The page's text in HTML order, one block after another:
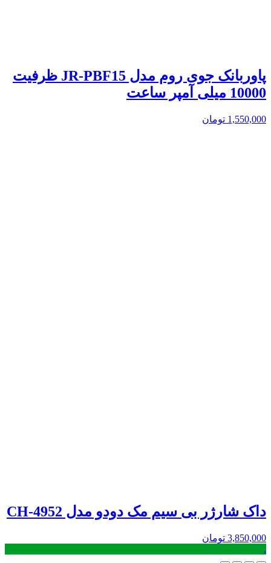
پاوربانک جوی روم مدل JR-PBF15 ظرفیت
10000 میلی آمپر ساعت
1,550,000 تومان
داک شارژر بی سیم مک دودو مدل CH-4952
3,850,000 تومان
.